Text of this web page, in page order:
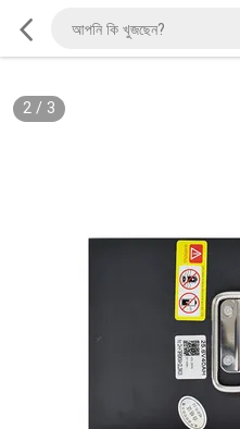
2/ 3